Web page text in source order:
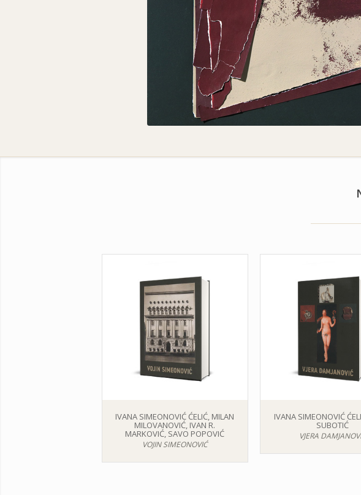
IVANA SIMEONOVIĆ ĆELIĆ, MILAN
MILOVANOVIĆ, IVAN R.
MARKOVIĆ, SAVO POPOVIĆ
VOJIN SIMEONOVIĆ
IVANA SIMEONOVIĆ
SUBOTIĆ
VJERA